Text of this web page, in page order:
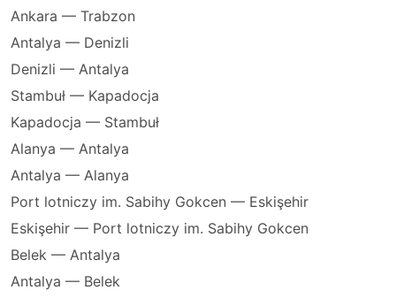
Ankara — Trabzon
Antalya — Denizli
Denizli — Antalya
Stambuł — Kapadocja
Kapadocja — Stambuł
Alanya — Antalya
Antalya — Alanya
Port lotniczy im. Sabihy Gokcen — Eskişehir
Eskişehir — Port lotniczy im. Sabihy Gokcen
Belek — Antalya
Antalya — Belek